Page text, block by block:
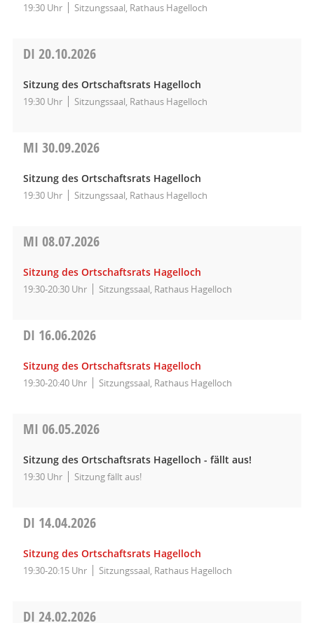
19:30 Uhr Sitzungssaal, Rathaus Hagelloch
DI 20.10.2026
Sitzung des Ortschaftsrats Hagelloch
19:30 Uhr Sitzungssaal, Rathaus Hagelloch
MI 30.09.2026
Sitzung des Ortschaftsrats Hagelloch
19:30 Uhr Sitzungssaal, Rathaus Hagelloch
MI 08.07.2026
Sitzung des Ortschaftsrats Hagelloch
19:30-20:30 Uhr Sitzungssaal, Rathaus Hagelloch
DI 16.06.2026
Sitzung des Ortschaftsrats Hagelloch
19:30-20:40 Uhr Sitzungssaal, Rathaus Hagelloch
MI 06.05.2026
Sitzung des Ortschaftsrats Hagelloch - fällt aus!
19:30 Uhr Sitzung fällt aus!
DI 14.04.2026
Sitzung des Ortschaftsrats Hagelloch
19:30-20:15 Uhr Sitzungssaal, Rathaus Hagelloch
DI 24.02.2026